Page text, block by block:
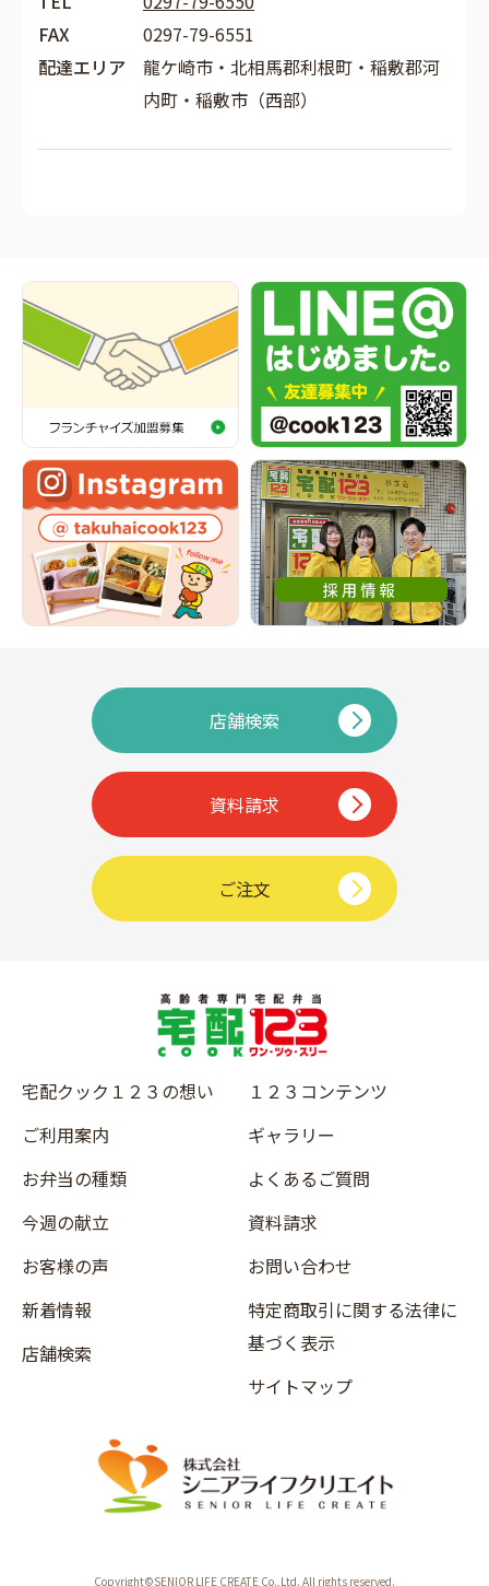
FAX
0297-79-6551
配達エリア
龍ケ崎市・北相馬郡利根町・稲敷郡河
内町・稲敷市（西部）
店舗検索
資料請求
ご注文
宅配クック１２３の想い
ご利用案内
お弁当の種類
今週の献立
お客様の声
新着情報
店舗検索
１２３コンテンツ
ギャラリー
よくあるご質問
資料請求
お問い合わせ
特定商取引に関する法律に
基づく表示
サイトマップ
Copyright©SENIOR LIFE CREATE Co.,Ltd. All rights reserved.